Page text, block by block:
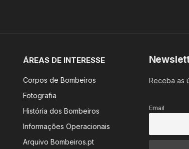
ÁREAS DE INTERESSE
Corpos de Bombeiros
Fotografia
História dos Bombeiros
Informações Operacionais
Arquivo Bombeiros.pt
Receba as
Email